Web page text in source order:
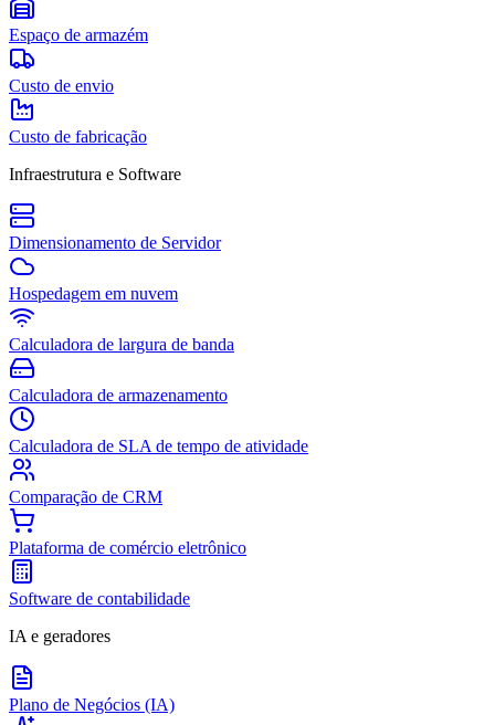
Espaço de armazém
Custo de envio
Custo de fabricação
Infraestrutura e Software
Dimensionamento de Servidor
Hospedagem em nuvem
Calculadora de largura de banda
Calculadora de armazenamento
Calculadora de SLA de tempo de atividade
Comparação de CRM
Plataforma de comércio eletrônico
Software de contabilidade
IA e geradores
Plano de Negócios (IA)